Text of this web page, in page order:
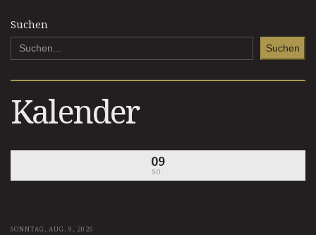
Suchen
Suchen
Kalender
09
SO.
SONNTAG, AUG. 9, 2026